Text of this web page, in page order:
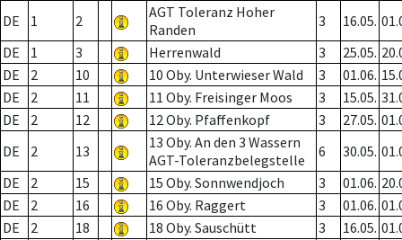
DE
1 2
AGT Toleranz Hoher
Randen
3 16.05.
DE
1 3 Herrenwald 3 25.05.
DE
2 10 10 Oby. Unterwieser Wald 3 01.06.
DE
2 11 11 Oby. Freisinger Moos 3 15.05.
DE
2 12 12 Oby. Pfaffenkopf 3 27.05.
DE
2 13
13 Oby. An den 3 Wassern
AGT-Toleranzbelegstelle
6 30.05.
DE
2 15 15 Oby. Sonnwendjoch 3 01.06.
DE
2 16 16 Oby. Raggert 3 01.06.
DE
2 18 18 Oby. Sauschütt 3 16.05.